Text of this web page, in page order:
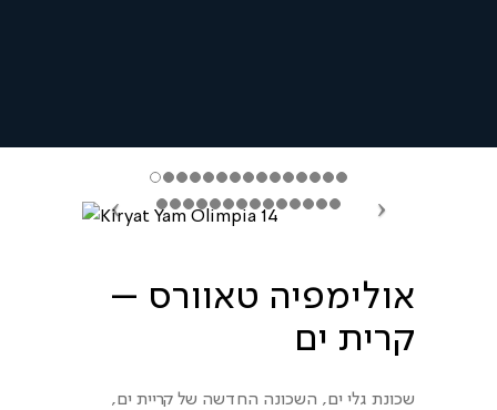
אולימפיה טאוורס –
קרית ים
שכונת גלי ים, השכונה החדשה של קריית ים,